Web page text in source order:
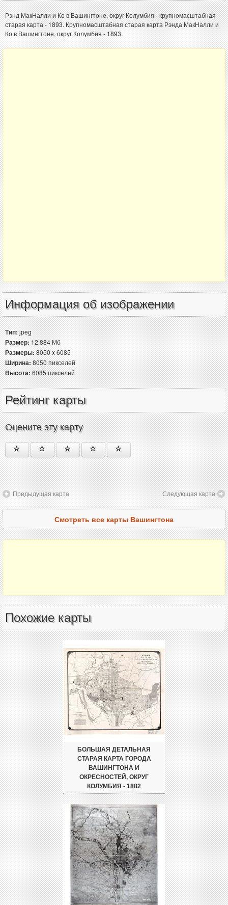
Рэнд МакНалли и Ко в Вашингтоне, округ Колумбия - крупномасштабная
старая карта - 1893. Крупномасштабная старая карта Рэнда МакНалли и
Ко в Вашингтоне, округ Колумбия - 1893.
Информация об изображении
Тип:jpeg
Размер:12.884 Мб
Размеры:8050 x 6085
Ширина:8050 пикселей
Высота:6085 пикселей
Рейтинг карты
Оцените эту карту
Предыдущая карта Следующая карта
Смотреть все карты Вашингтона
Похожие карты
БОЛЬШАЯ ДЕТАЛЬНАЯ
СТАРАЯ КАРТА ГОРОДА
ВАШИНГТОНА И
ОКРЕСНОСТЕЙ, ОКРУГ
КОЛУМБИЯ - 1882